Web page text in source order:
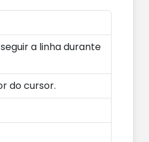
a linha durante
do cursor.